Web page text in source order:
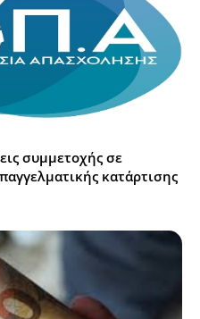
συμμετοχής σε
κατάρτισης